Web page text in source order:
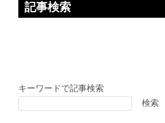
記事検索
キーワードで記事検索
検索